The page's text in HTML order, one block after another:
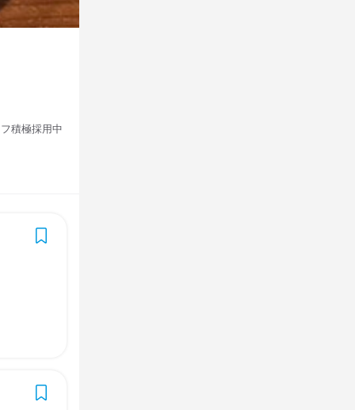
積極採用中